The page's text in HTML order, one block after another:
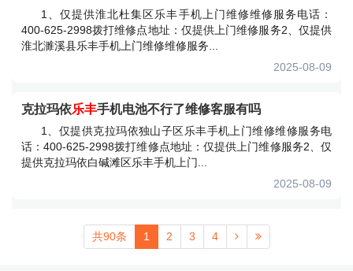
1、仅提供淮北杜集区乐丰手机上门维修维修服务电话：
400-625-2998拨打维修点地址：仅提供上门维修服务2、仅提供
淮北濉溪县乐丰手机上门维修维修服务...
2025-08-09
克拉玛依乐丰手机电池不行了维修客服有吗
1、仅提供克拉玛依独山子区乐丰手机上门维修维修服务电
话：400-625-2998拨打维修点地址：仅提供上门维修服务2、仅
提供克拉玛依白碱滩区乐丰手机上门...
2025-08-09
共90条 1 2 3 4